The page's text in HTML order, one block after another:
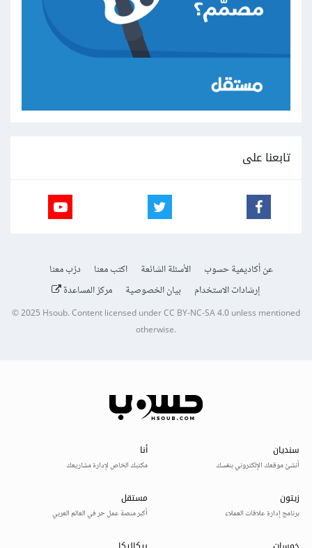
تابعنا على
عن أكاديمية حسوب الأسئلة الشائعة اكتب معنا
درّب معنا
إرشادات الاستخدام
بيان الخصوصية مركز المساعدة
© 2025Hsoub.Content licensed underCC BY-NC-SA 4.0unless mentioned
otherwise.